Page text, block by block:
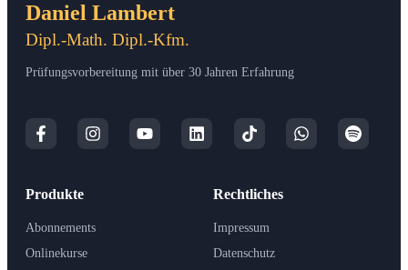
Daniel Lambert
Dipl.-Math. Dipl.-Kfm.
Prüfungsvorbereitung mit über 30 Jahren Erfahrung
Produkte
Abonnements
Onlinekurse
Rechtliches
Impressum
Datenschutz